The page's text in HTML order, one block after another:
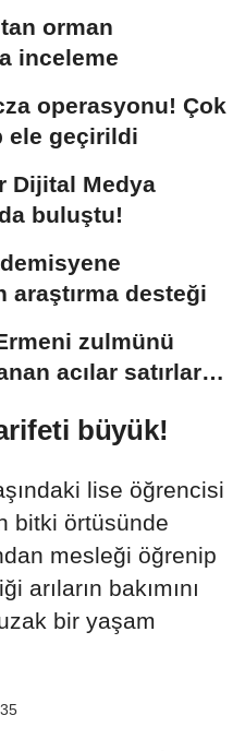
orman
inceleme
operasyonu! Çok
ele geçirildi
Dijital Medya
buluştu!
araştırma desteği
zulmünü
acılar satırlara
büyük!
lise öğrencisi
bitki örtüsünde
mesleği öğrenip
arıların bakımını
bir yaşam